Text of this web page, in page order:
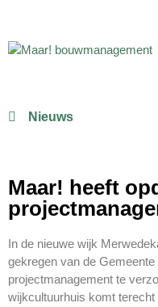
Nieuws
Maar! heeft
In de nieuwe wijk
gekregen van de
projectmanagement te
wijkcultuurhuis komt